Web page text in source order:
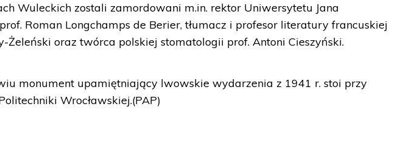
Wuleckich zostali zamordowani m.in. rektor Uniwersytetu Jana
Roman Longchamps de Berier, tłumacz i profesor literatury francuskiej
Żeleński oraz twórca polskiej stomatologii prof. Antoni Cieszyński.
monument upamiętniający lwowskie wydarzenia z 1941 r. stoi przy
Wrocławskiej.(PAP)